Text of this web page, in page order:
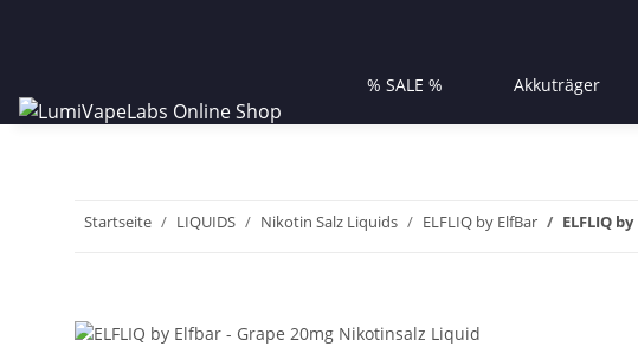
% SALE % Akkuträger
Startseite LIQUIDS Nikotin Salz Liquids ELFLIQ by ElfBar ELFLIQ